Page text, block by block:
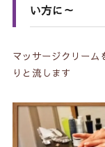
い方に～
マッサージクリーム
りと流します